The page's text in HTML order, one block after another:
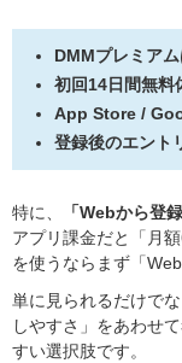
DMMプレミアム
初回14日間無料
App Store /
登録後のエント
特に、 「Webから登
アプリ課金だと「月
を使うならまず「
単に見られるだけで
しやすさ」をあわせ
すい選択肢です。